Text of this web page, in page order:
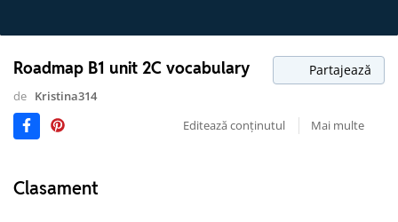
Roadmap B1 unit 2C vocabulary Partajează
de Kristina314
Editează conținutul
Mai multe
Clasament